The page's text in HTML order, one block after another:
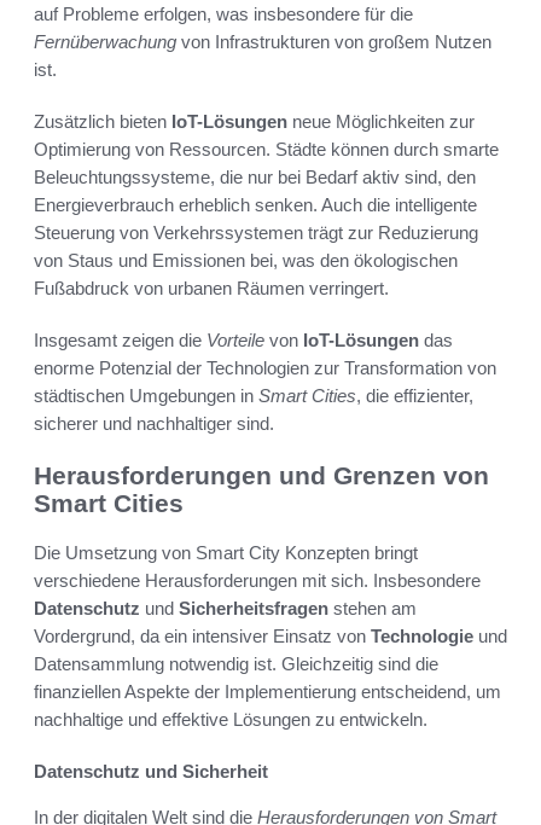
auf Probleme erfolgen, was insbesondere für die
Fernüberwachung von Infrastrukturen von großem Nutzen
ist.
Zusätzlich bieten IoT-Lösungen neue Möglichkeiten zur
Optimierung von Ressourcen. Städte können durch smarte
Beleuchtungssysteme, die nur bei Bedarf aktiv sind, den
Energieverbrauch erheblich senken. Auch die intelligente
Steuerung von Verkehrssystemen trägt zur Reduzierung
von Staus und Emissionen bei, was den ökologischen
Fußabdruck von urbanen Räumen verringert.
Insgesamt zeigen die Vorteile von IoT-Lösungen das
enorme Potenzial der Technologien zur Transformation von
städtischen Umgebungen in Smart Cities, die effizienter,
sicherer und nachhaltiger sind.
Herausforderungen und Grenzen von
Smart Cities
Die Umsetzung von Smart City Konzepten bringt
verschiedene Herausforderungen mit sich. Insbesondere
Datenschutz und Sicherheitsfragen stehen am
Vordergrund, da ein intensiver Einsatz von Technologie und
Datensammlung notwendig ist. Gleichzeitig sind die
finanziellen Aspekte der Implementierung entscheidend, um
nachhaltige und effektive Lösungen zu entwickeln.
Datenschutz und Sicherheit
In der digitalen Welt sind die Herausforderungen von Smart